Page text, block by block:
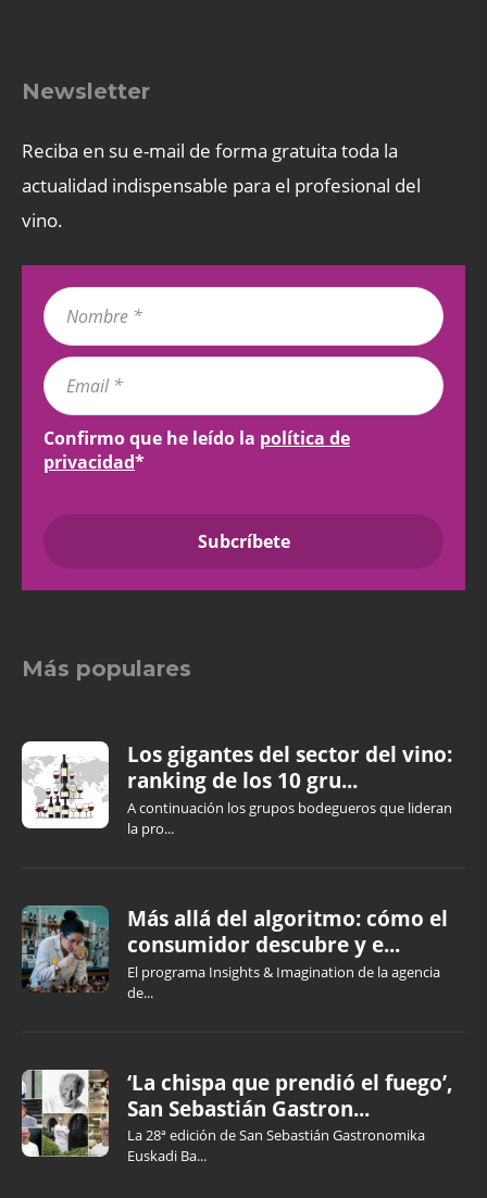
Newsletter
Reciba en su e-mail de forma gratuita toda la
actualidad indispensable para el profesional del
vino.
Confirmo que he leído la política de
privacidad*
Más populares
Los gigantes del sector del vino:
ranking de los 10 gru...
A continuación los grupos bodegueros que lideran
la pro...
Más allá del algoritmo: cómo el
consumidor descubre y e...
El programa Insights & Imagination de la agencia
de...
‘La chispa que prendió el fuego’,
San Sebastián Gastron...
La 28ª edición de San Sebastián Gastronomika
Euskadi Ba...